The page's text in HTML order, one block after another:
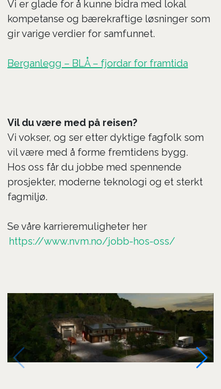
Vi er glade for å kunne bidra med lokal
kompetanse og bærekraftige løsninger som
gir varige verdier for samfunnet.
Berganlegg – BLÅ – fjordar for framtida
Vil du være med på reisen?
Vi vokser, og ser etter dyktige fagfolk som
vil være med å forme fremtidens bygg.
Hos oss får du jobbe med spennende
prosjekter, moderne teknologi og et sterkt
fagmiljø.
Se våre karrieremuligheter her
https://www.nvm.no/jobb-hos-oss/